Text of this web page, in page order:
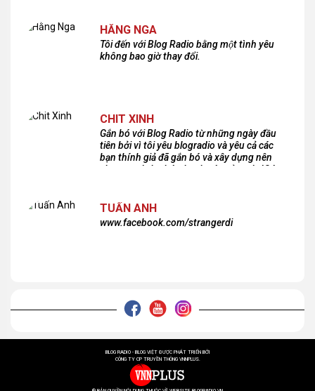
HẰNG NGA
Tôi đến với Blog Radio bằng một tình yêu
không bao giờ thay đổi.
CHIT XINH
Gắn bó với Blog Radio từ những ngày đầu
tiên bởi vì tôi yêu blogradio và yêu cả các
bạn thính giả đã gắn bó và xây dựng nên
chương trình phát thanh xúc cảm này!Cám
TUẤN ANH
www.facebook.com/strangerdi
BLOG RADIO - BLOG VIỆT ĐƯỢC PHÁT TRIỂN BỞI
CÔNG TY CP TRUYỀN THÔNG VNNPLUS.